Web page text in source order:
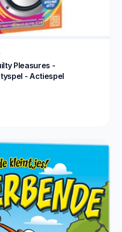
Pleasures -
- Actiespel